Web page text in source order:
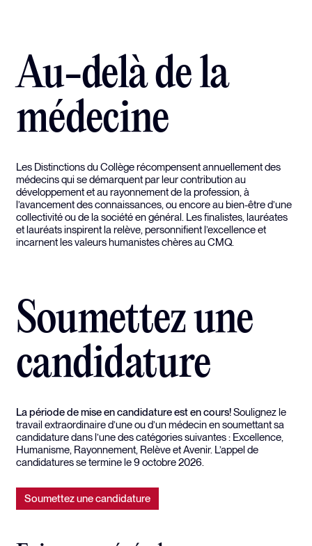
Au-delà de la
médecine
Les Distinctions du Collège récompensent annuellement des
médecins qui se démarquent par leur contribution au
développement et au rayonnement de la profession, à
l’avancement des connaissances, ou encore au bien-être d’une
collectivité ou de la société en général. Les finalistes, lauréates
et lauréats inspirent la relève, personnifient l’excellence et
incarnent les valeurs humanistes chères au CMQ.
Soumettez une
candidature
La période de mise en candidature est en cours!Soulignez le
travail extraordinaire d’une ou d’un médecin en soumettant sa
candidature dans l’une des catégories suivantes : Excellence,
Humanisme, Rayonnement, Relève et Avenir. L’appel de
candidatures se termine le 9 octobre 2026.
Soumettez une candidature